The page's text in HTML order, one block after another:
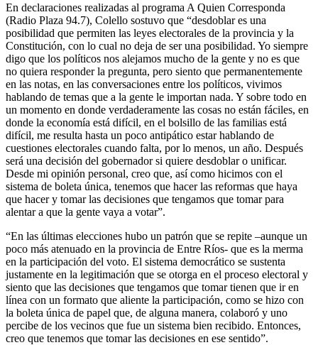
En declaraciones realizadas al programa A Quien Corresponda
(Radio Plaza 94.7), Colello sostuvo que “desdoblar es una
posibilidad que permiten las leyes electorales de la provincia y la
Constitución, con lo cual no deja de ser una posibilidad. Yo siempre
digo que los políticos nos alejamos mucho de la gente y no es que
no quiera responder la pregunta, pero siento que permanentemente
en las notas, en las conversaciones entre los políticos, vivimos
hablando de temas que a la gente le importan nada. Y sobre todo en
un momento en donde verdaderamente las cosas no están fáciles, en
donde la economía está difícil, en el bolsillo de las familias está
difícil, me resulta hasta un poco antipático estar hablando de
cuestiones electorales cuando falta, por lo menos, un año. Después
será una decisión del gobernador si quiere desdoblar o unificar.
Desde mi opinión personal, creo que, así como hicimos con el
sistema de boleta única, tenemos que hacer las reformas que haya
que hacer y tomar las decisiones que tengamos que tomar para
alentar a que la gente vaya a votar”.
“En las últimas elecciones hubo un patrón que se repite –aunque un
poco más atenuado en la provincia de Entre Ríos- que es la merma
en la participación del voto. El sistema democrático se sustenta
justamente en la legitimación que se otorga en el proceso electoral y
siento que las decisiones que tengamos que tomar tienen que ir en
línea con un formato que aliente la participación, como se hizo con
la boleta única de papel que, de alguna manera, colaboró y uno
percibe de los vecinos que fue un sistema bien recibido. Entonces,
creo que tenemos que tomar las decisiones en ese sentido”.